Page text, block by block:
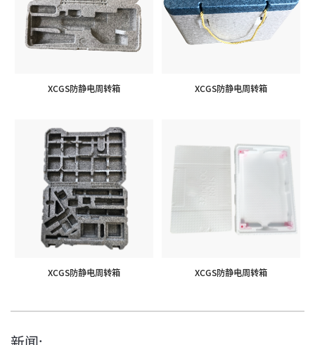
XCGS防静电周转箱 XCGS防静电周转箱
XCGS防静电周转箱 XCGS防静电周转箱